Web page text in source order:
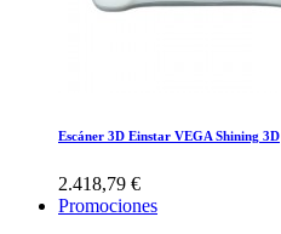
Escáner 3D Einstar VEGA Shining 3D
2.418,79 €
Promociones